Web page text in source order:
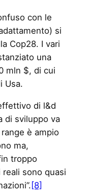
con le
si
Cop28. I vari
una
mln $, di cui
Usa.
di l&d
di sviluppo va
è ampio
ma,
troppo
sono quasi
[8]